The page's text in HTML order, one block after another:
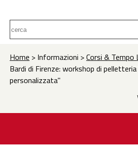
Home > Informazioni >Corsi & Tempo
Bardi di Firenze: workshop di
personalizzata"